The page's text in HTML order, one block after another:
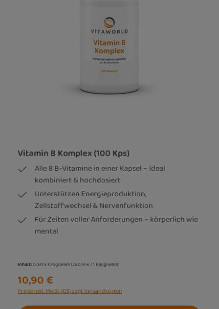
Vitamin B Komplex (100 Kps)
Alle 8 B-Vitamine in einer Kapsel – ideal
kombiniert & hochdosiert
Unterstützen Energieproduktion,
Zellstoffwechsel & Nervenfunktion
Für Zeiten voller Anforderungen – körperlich wie
mental
Inhalt:0.0419 Kilogramm(260,14 € / 1 Kilogramm)
10,90 €
Preise inkl. MwSt. (DE) zzgl. Versandkosten